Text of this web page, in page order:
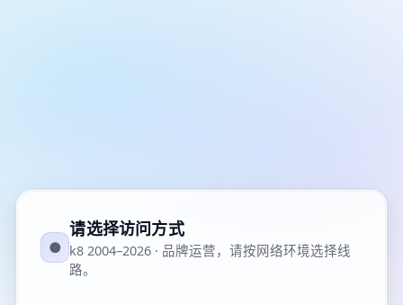
●
请选择访问方式
k8 2004–2026 · 品牌运营，请按网络环境选择线
路。